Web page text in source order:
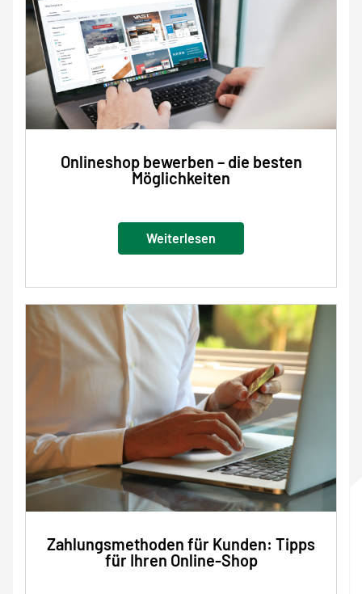
Onlineshop bewerben – die besten
Möglichkeiten
Weiterlesen
Zahlungsmethoden für Kunden: Tipps
für Ihren Online-Shop